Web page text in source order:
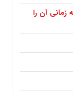
آن را